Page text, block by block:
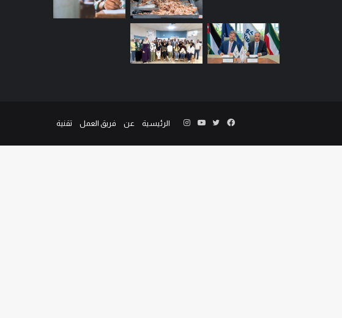
الرئيسية عن فريق العمل تقنية